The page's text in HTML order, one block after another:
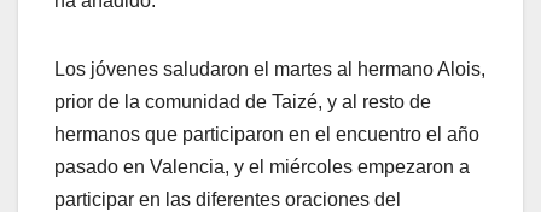
Los jóvenes saludaron el martes al hermano Alois,
prior de la comunidad de Taizé, y al resto de
hermanos que participaron en el encuentro el año
pasado en Valencia, y el miércoles empezaron a
participar en las diferentes oraciones del